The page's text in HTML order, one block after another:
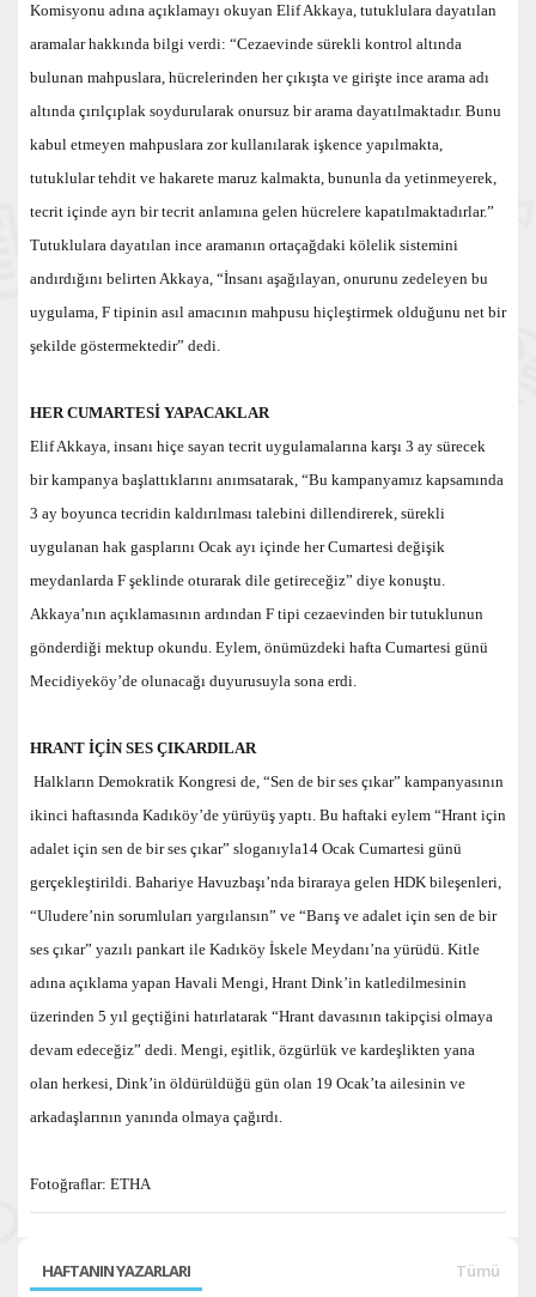
Komisyonu adına açıklamayı okuyan Elif Akkaya, tutuklulara dayatılan
aramalar hakkında bilgi verdi: “Cezaevinde sürekli kontrol altında
bulunan mahpuslara, hücrelerinden her çıkışta ve girişte ince arama adı
altında çırılçıplak soydurularak onursuz bir arama dayatılmaktadır. Bunu
kabul etmeyen mahpuslara zor kullanılarak işkence yapılmakta,
tutuklular tehdit ve hakarete maruz kalmakta, bununla da yetinmeyerek,
tecrit içinde ayrı bir tecrit anlamına gelen hücrelere kapatılmaktadırlar.”
Tutuklulara dayatılan ince aramanın ortaçağdaki kölelik sistemini
andırdığını belirten Akkaya, “İnsanı aşağılayan, onurunu zedeleyen bu
uygulama, F tipinin asıl amacının mahpusu hiçleştirmek olduğunu net bir
şekilde göstermektedir” dedi.
HER CUMARTESİ YAPACAKLAR
Elif Akkaya, insanı hiçe sayan tecrit uygulamalarına karşı 3 ay sürecek
bir kampanya başlattıklarını anımsatarak, “Bu kampanyamız kapsamında
3 ay boyunca tecridin kaldırılması talebini dillendirerek, sürekli
uygulanan hak gasplarını Ocak ayı içinde her Cumartesi değişik
meydanlarda F şeklinde oturarak dile getireceğiz” diye konuştu.
Akkaya’nın açıklamasının ardından F tipi cezaevinden bir tutuklunun
gönderdiği mektup okundu. Eylem, önümüzdeki hafta Cumartesi günü
Mecidiyeköy’de olunacağı duyurusuyla sona erdi.
HRANT İÇİN SES ÇIKARDILAR
Halkların Demokratik Kongresi de, “Sen de bir ses çıkar” kampanyasının
ikinci haftasında Kadıköy’de yürüyüş yaptı. Bu haftaki eylem “Hrant için
adalet için sen de bir ses çıkar” sloganıyla14 Ocak Cumartesi günü
gerçekleştirildi. Bahariye Havuzbaşı’nda biraraya gelen HDK bileşenleri,
“Uludere’nin sorumluları yargılansın” ve “Barış ve adalet için sen de bir
ses çıkar” yazılı pankart ile Kadıköy İskele Meydanı’na yürüdü. Kitle
adına açıklama yapan Havali Mengi, Hrant Dink’in katledilmesinin
üzerinden 5 yıl geçtiğini hatırlatarak “Hrant davasının takipçisi olmaya
devam edeceğiz” dedi. Mengi, eşitlik, özgürlük ve kardeşlikten yana
olan herkesi, Dink’in öldürüldüğü gün olan 19 Ocak’ta ailesinin ve
arkadaşlarının yanında olmaya çağırdı.
Fotoğraflar: ETHA
HAFTANIN YAZARLARI Tümü